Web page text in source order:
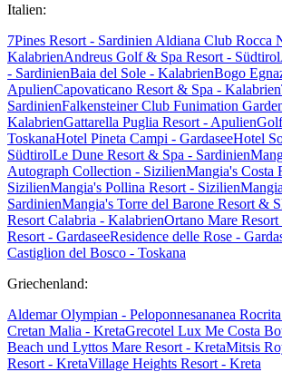
Italien:
7Pines Resort - Sardinien Aldiana Club Rocca
KalabrienAndreus Golf & Spa Resort - Südtirol
- SardinienBaia del Sole - KalabrienBogo
ApulienCapovaticano Resort & Spa - Kalabrien
SardinienFalkensteiner Club Funimation
KalabrienGattarella Puglia Resort - Apulien
ToskanaHotel Pineta Campi - GardaseeHotel
SüdtirolLe Dune Resort & Spa - Sardinien
Autograph Collection - SizilienMangia's Costa
SizilienMangia's Pollina Resort - Sizilien
SardinienMangia's Torre del Barone Resort &
Resort Calabria - KalabrienOrtano Mare Resort
Resort - GardaseeResidence delle Rose -
Castiglion del Bosco - Toskana
Griechenland:
Aldemar Olympian - Peloponnesananea
Cretan Malia - KretaGrecotel Lux Me Costa
Beach und Lyttos Mare Resort - KretaMitsis
Resort - KretaVillage Heights Resort - Kreta